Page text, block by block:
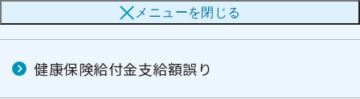
ブ
メ
ー
ブ
メ
ニ
ー
メニューを閉じる
成誤りについて
健康保険給付金支給額誤り